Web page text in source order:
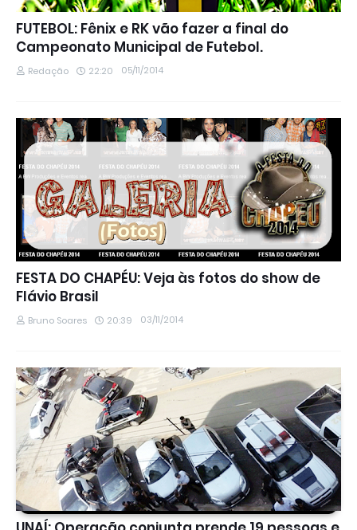
FUTEBOL: Fênix e RK vão fazer a final do
Campeonato Municipal de Futebol.
Redação 22:20 05/11/2014
FESTA DO CHAPÉU: Veja às fotos do show de
Flávio Brasil
Bruno Soares 20:39 03/11/2014
Este site utiliza cookies para melhorar sua
experiência e fornecer serviços personalizados. Ao
continuar a navegar, você concorda com o uso
de cookies. Para mais informações, leia nossa
Política de Privacidade. Aceitar